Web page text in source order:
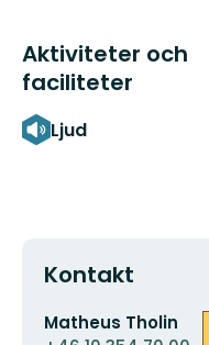
Aktiviteter och
faciliteter
Ljud
Kontakt
E-
Matheus Tholin